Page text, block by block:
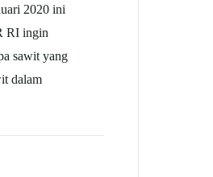
2020 ini
RI ingin
sawit yang
dalam